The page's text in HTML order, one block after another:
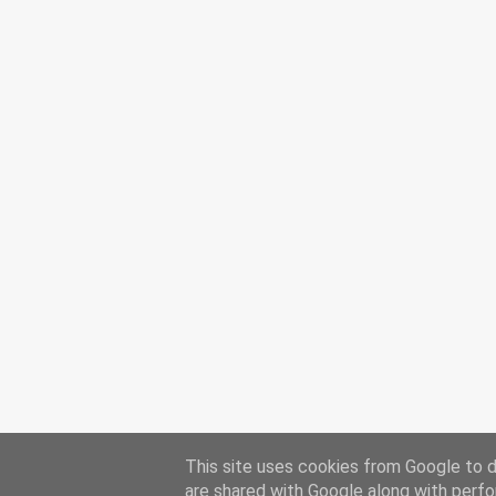
This site uses cookies from Google to
are shared with Google along with